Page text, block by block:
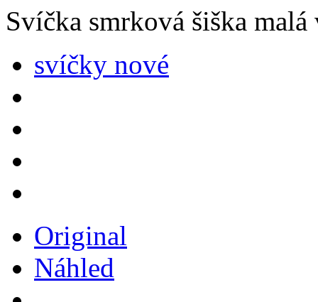
Svíčka smrková šiška
svíčky nové
Original
Náhled